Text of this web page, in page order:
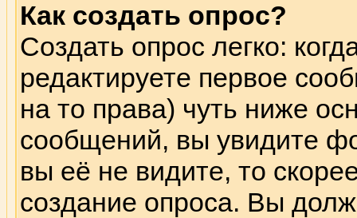
Как создать опрос?
Создать опрос легко:
редактируете первое
на то права) чуть ниже
сообщений, вы увидите
вы её не видите, то
создание опроса. Вы